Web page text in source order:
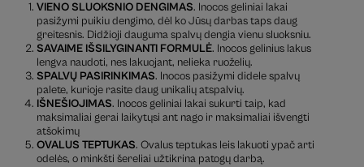
VIENO SLUOKSNIO DENGIMAS. Inocos geliniai lakai
pasižymi puikiu dengimo, dėl ko Jūsų darbas taps daug
greitesnis. Didžioji dauguma spalvų dengia vienu sluoksniu.
SAVAIME IŠSILYGINANTI FORMULĖ. Inocos gelinius lakus
lengva naudoti, nes lakuojant, nelieka ruoželių.
SPALVŲ PASIRINKIMAS. Inocos pasižymi didele spalvų
palete, kurioje rasite daug unikalių atspalvių.
IŠNEŠIOJIMAS. Inocos geliniai lakai sukurti taip, kad
maksimaliai gerai laikytųsi ant nago ir maksimaliai išvengti
atšokimų
OVALUS TEPTUKAS. Ovalus teptukas leis lakuoti ypač arti
odelės, o minkšti šereliai užtikrina patogų darbą.